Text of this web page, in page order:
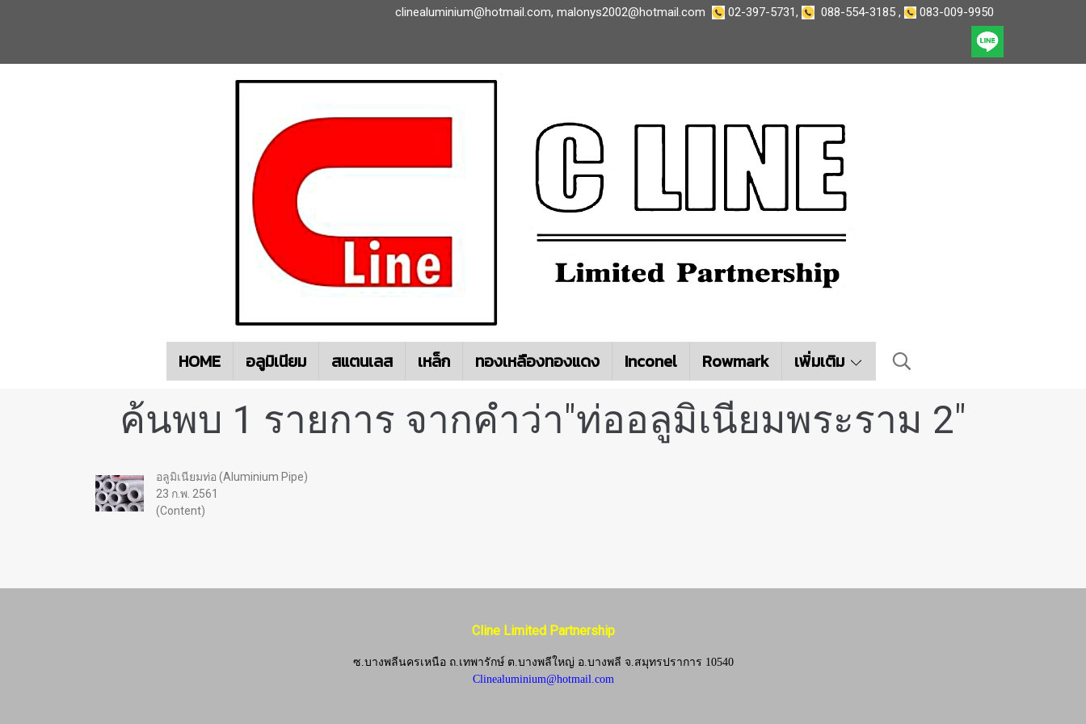
clinealuminium@hotmail.com, malonys2002@hotmail.com 02-397-5731, 088-554-3185 , 083-009-9950
HOME อลูมิเนียม สแตนเลส เหล็ก ทองเหลืองทองแดง Inconel Rowmark เพิ่มเติม
ค้นพบ 1 รายการ จากคำว่า"ท่ออลูมิเนียมพระราม 2"
อลูมิเนียมท่อ (Aluminium Pipe)
23 ก.พ. 2561
(Content)
Cline Limited Partnership
ซ.บางพลีนครเหนือ ถ.เทพารักษ์ ต.บางพลีใหญ่ อ.บางพลี จ.สมุทรปราการ 10540
Clinealuminium@hotmail.com